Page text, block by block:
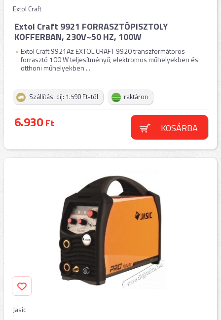
Extol Craft
Extol Craft 9921 FORRASZTÓPISZTOLY
KOFFERBAN, 230V~50 HZ, 100W
Extol Craft 9921Az EXTOL CRAFT 9920 transzformátoros
forrasztó 100 W teljesítményű, elektromos műhelyekben és
otthoni műhelyekben ...
Szállítási díj: 1.590 Ft-tól raktáron
6.930Ft KOSÁRBA
Jasic